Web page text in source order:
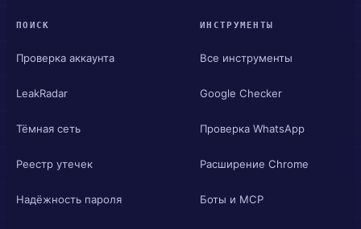
ПОИСК
Проверка аккаунта
LeakRadar
Тёмная сеть
Реестр утечек
Надёжность пароля
ИНСТРУМЕНТЫ
Все инструменты
Google Checker
Проверка WhatsApp
Расширение Chrome
Боты и MCP